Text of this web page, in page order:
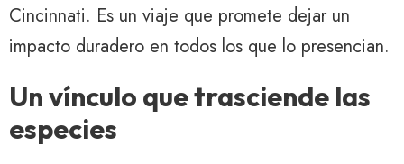
Cincinnati. Es un viaje que promete dejar un
impacto duradero en todos los que lo presencian.
Un vínculo que trasciende las
especies